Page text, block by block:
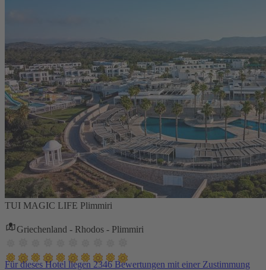
TUI MAGIC LIFE Plimmiri
Griechenland - Rhodos - Plimmiri
Für dieses Hotel liegen 2346 Bewertungen mit einer Zustimmung